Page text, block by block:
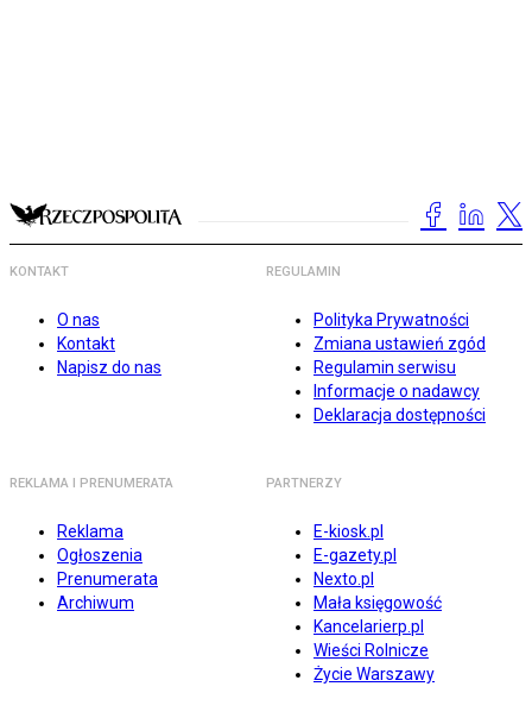
KONTAKT
O nas
Kontakt
Napisz do nas
REGULAMIN
Polityka Prywatności
Zmiana ustawień zgód
Regulamin serwisu
Informacje o nadawcy
Deklaracja dostępności
REKLAMA I PRENUMERATA
Reklama
Ogłoszenia
Prenumerata
Archiwum
PARTNERZY
E-kiosk.pl
E-gazety.pl
Nexto.pl
Mała księgowość
Kancelarierp.pl
Wieści Rolnicze
Życie Warszawy